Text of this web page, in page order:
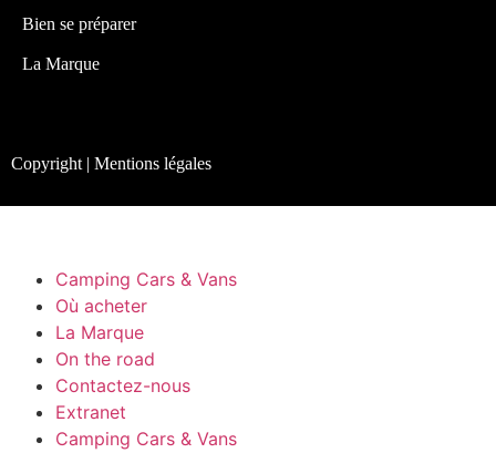
Bien se préparer
La Marque
Copyright | Mentions légales
Camping Cars & Vans
Où acheter
La Marque
On the road
Contactez-nous
Extranet
Camping Cars & Vans